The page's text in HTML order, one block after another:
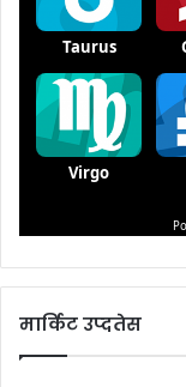
मार्किट उप्दतेस